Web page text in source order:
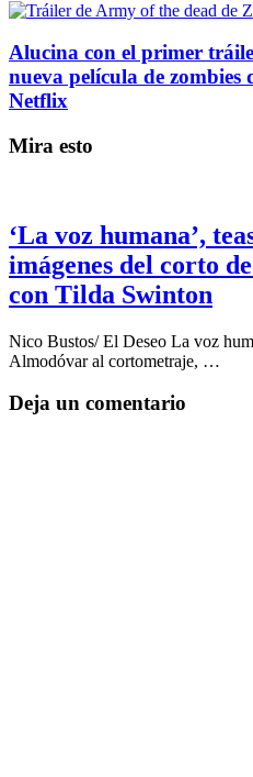
Alucina con el primer
nueva película de
Netflix
Mira esto
‘La voz humana’,
imágenes del corto
con Tilda Swinton
Nico Bustos/ El Deseo La voz
Almodóvar al cortometraje, …
Deja un comentario